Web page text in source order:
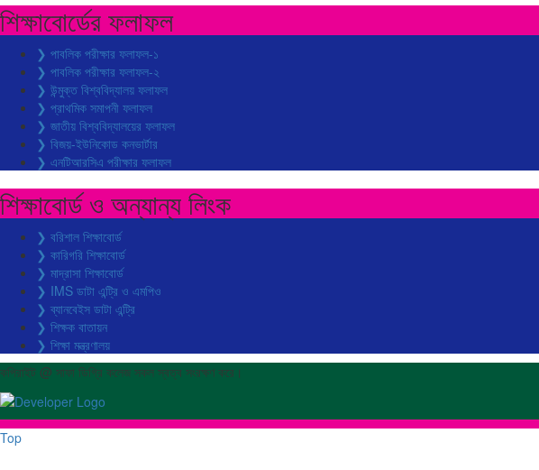
শিক্ষাবোর্ডের ফলাফল
❯ পাবলিক পরীক্ষার ফলাফল-১
❯ পাবলিক পরীক্ষার ফলাফল-২
❯ উন্মুক্ত বিশ্ববিদ্যালয় ফলাফল
❯ প্রাথমিক সমাপনী ফলাফল
❯ জাতীয় বিশ্ববিদ্যালয়ের ফলাফল
❯ বিজয়-ইউনিকোড কনভার্টার
❯ এনটিআরসিএ পরীক্ষার ফলাফল
শিক্ষাবোর্ড ও অন্যান্য লিংক
❯ বরিশাল শিক্ষাবোর্ড
❯ কারিগরি শিক্ষাবোর্ড
❯ মাদ্রাসা শিক্ষাবোর্ড
❯ IMS ডাটা এন্ট্রি ও এমপিও
❯ ব্যানবেইস ডাটা এন্ট্রি
❯ শিক্ষক বাতায়ন
❯ শিক্ষা মন্ত্রণালয়
কপিরাইট @ সাফা ডিগ্রি কলেজ সকল স্বত্ব সংরক্ষণ করে।
Top